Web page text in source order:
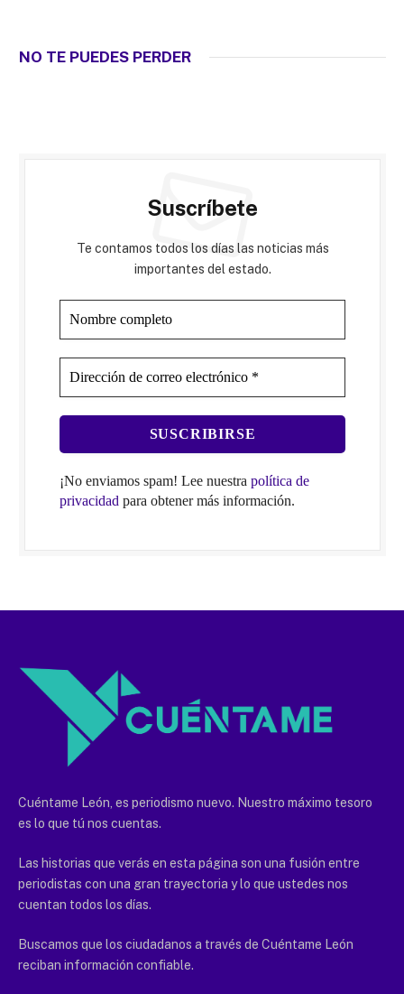
NO TE PUEDES PERDER
Suscríbete
Te contamos todos los días las noticias más
importantes del estado.
¡No enviamos spam! Lee nuestra política de
privacidad para obtener más información.
Cuéntame León, es periodismo nuevo. Nuestro máximo tesoro
es lo que tú nos cuentas.
Las historias que verás en esta página son una fusión entre
periodistas con una gran trayectoria y lo que ustedes nos
cuentan todos los días.
Buscamos que los ciudadanos a través de Cuéntame León
reciban información confiable.